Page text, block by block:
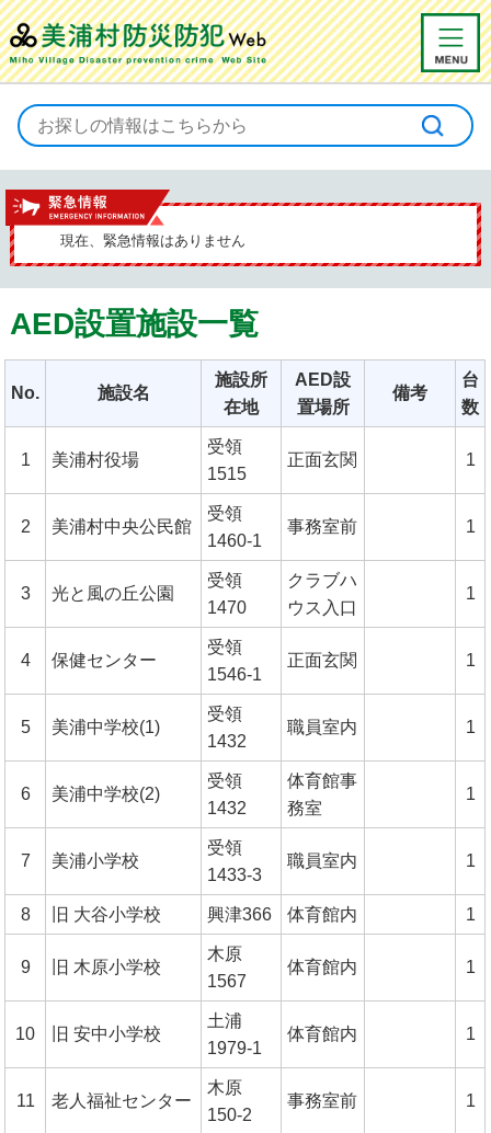
緊急情報
現在、緊急情報はありません
AED設置施設一覧
No. 施設名
施設所
在地
AED設
置場所
備考
台
数
1 美浦村役場
受領
1515
正面玄関 1
2 美浦村中央公民館
受領
1460-1
事務室前 1
3 光と風の丘公園
受領
1470
クラブハ
ウス入口
1
4 保健センター
受領
1546-1
正面玄関 1
5 美浦中学校(1)
受領
1432
職員室内 1
6 美浦中学校(2)
受領
1432
体育館事
務室
1
7 美浦小学校
受領
1433-3
職員室内 1
8 旧 大谷小学校 興津366 体育館内 1
9 旧 木原小学校
木原
1567
体育館内 1
10 旧 安中小学校
土浦
1979-1
体育館内 1
11 老人福祉センター
木原
150-2
事務室前 1